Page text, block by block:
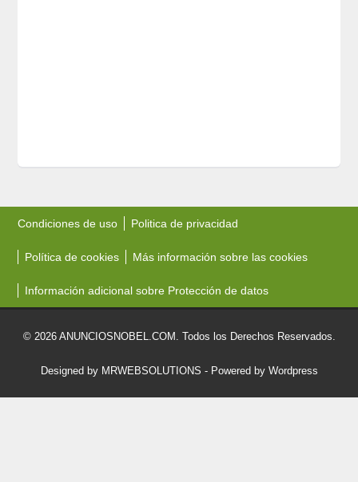
Condiciones de uso Politica de privacidad
Política de cookies Más información sobre las cookies
Información adicional sobre Protección de datos
© 2026 ANUNCIOSNOBEL.COM. Todos los Derechos Reservados.
Designed by MRWEBSOLUTIONS - Powered by Wordpress